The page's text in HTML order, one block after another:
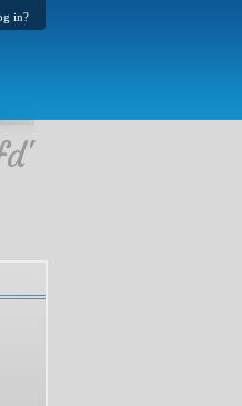
in?